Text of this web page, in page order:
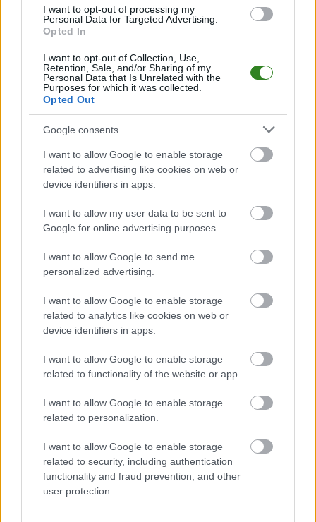
I want to opt-out of processing my
Personal Data for Targeted Advertising.
Opted In
I want to opt-out of Collection, Use,
Retention, Sale, and/or Sharing of my
Personal Data that Is Unrelated with the
Purposes for which it was collected.
Opted Out
Google consents
I want to allow Google to enable storage
related to advertising like cookies on web or
device identifiers in apps.
I want to allow my user data to be sent to
Google for online advertising purposes.
I want to allow Google to send me
personalized advertising.
I want to allow Google to enable storage
related to analytics like cookies on web or
device identifiers in apps.
I want to allow Google to enable storage
related to functionality of the website or app.
I want to allow Google to enable storage
related to personalization.
I want to allow Google to enable storage
related to security, including authentication
functionality and fraud prevention, and other
user protection.
które rozegrają przed startem nowego sezonu. &nbsp;
LKS&nbsp;Hucina w czerwcu wywalczyła awans do A klasy. LKS
kilka lat temu walczył nawet na poziomie klasy okręgowej. W
tym roku klub z Huciny obchodzi jubileusz 50-lecia powstania. ...
Czytaj więcej
Plan sparingów
LKS-u Hucina (zima
2017)
Zawodnicy LKS-u Hucina wiedzą, z kim zagrają mecze kontrolne
LKS&nbsp;Hucina to lider kolbuszowskiej klasy B. LKS jesienią
zdobył 34 oczka, tylko w dwóch meczach tracił punkty.
Podopieczni Wojciecha Szydło przygotowują się już do rundy
LKS Hucina - wszystkie powiązane newsy
Asseco Resovia| Developres Rzeszów |ITA TOOLS Stal Mielec
Cellfast Wilki Krosno| Texom Stal Rzeszów|Stal Mielec
Motor Lublin|Stal Rzeszów| Stal Stalowa Wola|Wisła Kraków
Resovia|Wieczysta Kraków